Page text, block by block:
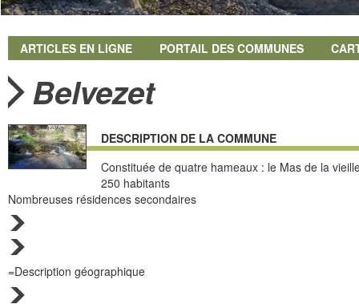
ARTICLES EN LIGNE PORTAIL DES COMMUNES
Belvezet
DESCRIPTION DE LA COMMUNE
Constituée de quatre hameaux : le Mas de la
250 habitants
Nombreuses résidences secondaires
=Description géographique